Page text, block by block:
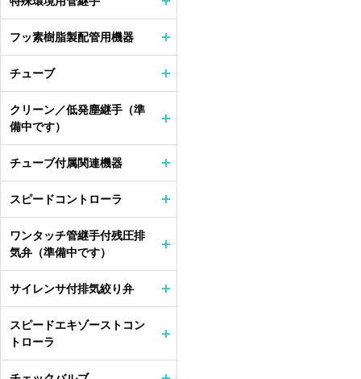
フッ素樹脂製配管用機器
チューブ
クリーン／低発塵継手（準
備中です）
チューブ付属関連機器
スピードコントローラ
ワンタッチ管継手付残圧排
気弁（準備中です）
サイレンサ付排気絞り弁
スピードエキゾーストコン
トローラ